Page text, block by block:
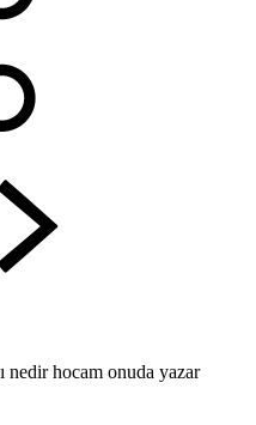
nedir hocam onuda yazar